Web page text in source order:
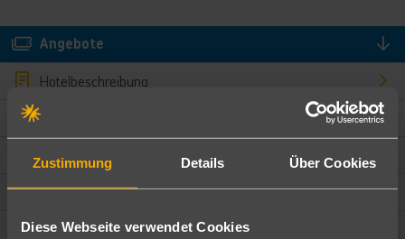
Zustimmung Details Über Cookies
Diese Webseite verwendet Cookies
Angebote
Hotelbeschreibung
Hotelmerkmale
Bewertungen
Lage und Umgebung